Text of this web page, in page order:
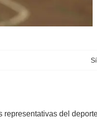
representativas del